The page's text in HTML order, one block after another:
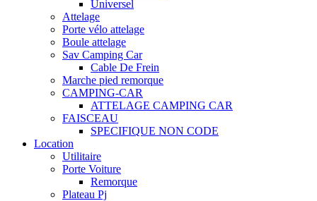
Universel
Attelage
Porte vélo attelage
Boule attelage
Sav Camping Car
Cable De Frein
Marche pied remorque
CAMPING-CAR
ATTELAGE CAMPING CAR
FAISCEAU
SPECIFIQUE NON CODE
Location
Utilitaire
Porte Voiture
Remorque
Plateau Pj